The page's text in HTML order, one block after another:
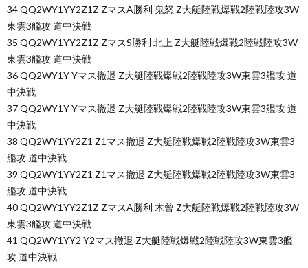
34 QQ2WY1YY2Z1Z ZマスA勝利 鬼怒 Z大艇陸戦爆戦2陸戦陸攻3W
東雲3艦攻 道中決戦
35 QQ2WY1YY2Z1Z ZマスS勝利 北上 Z大艇陸戦爆戦2陸戦陸攻3W
東雲3艦攻 道中決戦
36 QQ2WY1Y Yマス撤退 Z大艇陸戦爆戦2陸戦陸攻3W東雲3艦攻 道
中決戦
37 QQ2WY1Y Yマス撤退 Z大艇陸戦爆戦2陸戦陸攻3W東雲3艦攻 道
中決戦
38 QQ2WY1YY2Z1 Z1マス撤退 Z大艇陸戦爆戦2陸戦陸攻3W東雲3
艦攻 道中決戦
39 QQ2WY1YY2Z1 Z1マス撤退 Z大艇陸戦爆戦2陸戦陸攻3W東雲3
艦攻 道中決戦
40 QQ2WY1YY2Z1Z ZマスA勝利 木曾 Z大艇陸戦爆戦2陸戦陸攻3W
東雲3艦攻 道中決戦
41 QQ2WY1YY2 Y2マス撤退 Z大艇陸戦爆戦2陸戦陸攻3W東雲3艦
攻 道中決戦